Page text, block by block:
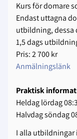
Kurs för domare
Endast uttagna
utbildning, dessa
1,5 dags
Pris: 2 700 kr
Anmälningslänk
Praktisk
Heldag lördag
Halvdag söndag
I alla utbildningar